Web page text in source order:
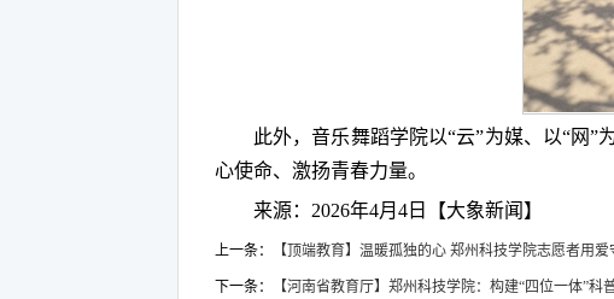
此外，音乐舞蹈学院以“云”为媒、以“网
心使命、激扬青春力量。
来源：2026年4月4日【大象新闻】
上一条： 【顶端教育】温暖孤独的心 郑州科技学院志愿者用爱
下一条： 【河南省教育厅】郑州科技学院：构建“四位一体”